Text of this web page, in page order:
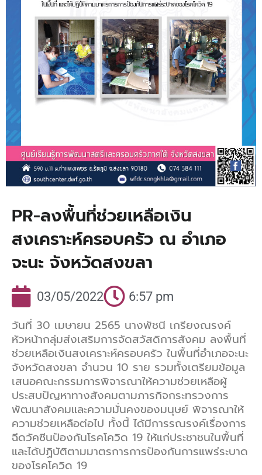
PR-ลงพื้นที่ช่วยเหลือเงิน
สงเคราะห์ครอบครัว ณ อำเภอ
จะนะ จังหวัดสงขลา
03/05/2022 6:57 pm
วันที่ 30 เมษายน 2565 นางพัชนี เกรียงณรงค์
หัวหน้ากลุ่มส่งเสริมการจัดสวัสดิการสังคม ลงพื้นที่
ช่วยเหลือเงินสงเคราะห์ครอบครัว ในพื้นที่อำเภอจะนะ
จังหวัดสงขลา จำนวน 10 ราย รวมทั้งเตรียมข้อมูล
เสนอคณะกรรมการพิจารณาให้ความช่วยเหลือผู้
ประสบปัญหาทางสังคมตามภารกิจกระทรวงการ
พัฒนาสังคมและความมั่นคงของมนุษย์ พิจารณาให้
ความช่วยเหลือต่อไป ทั้งนี้ ได้มีการรณรงค์เรื่องการ
ฉีดวัคซีนป้องกันโรคโควิด 19 ให้แก่ประชาชนในพื้นที่
และได้ปฏิบัติตามมาตรการการป้องกันการแพร่ระบาด
ของโรคโควิด 19